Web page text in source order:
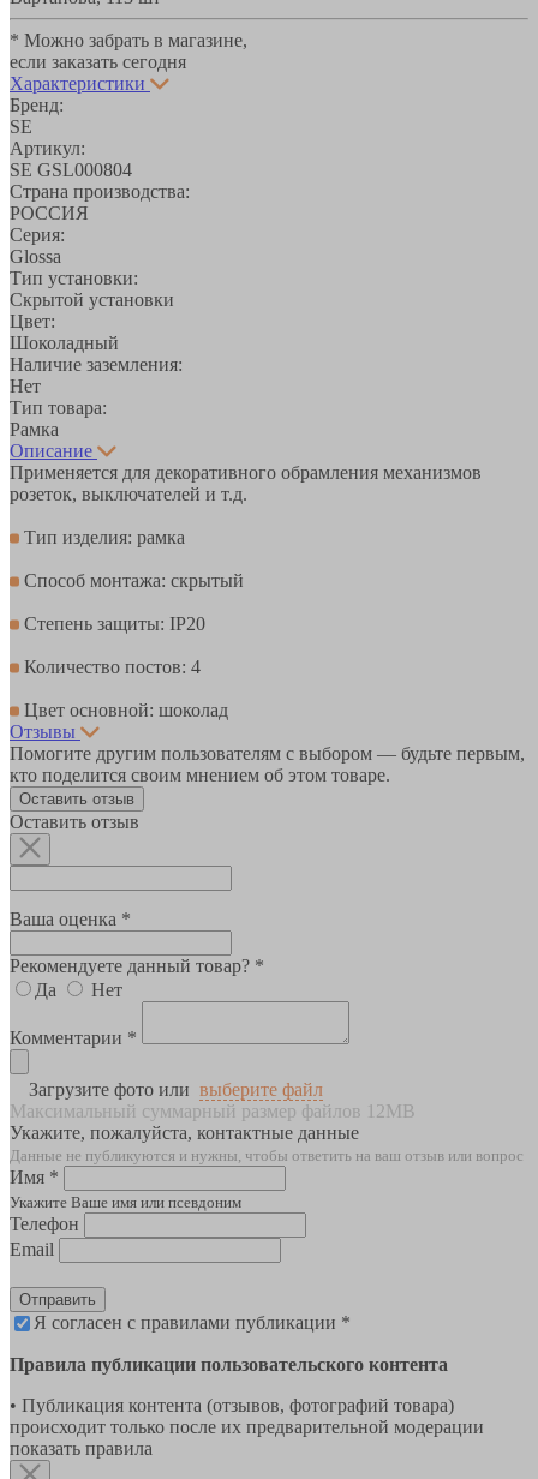
* Можно забрать в магазине,
если заказать сегодня
Характеристики
Бренд:
SE
Артикул:
SE GSL000804
Страна производства:
РОССИЯ
Серия:
Glossa
Тип установки:
Скрытой установки
Цвет:
Шоколадный
Наличие заземления:
Нет
Тип товара:
Рамка
Описание
Применяется для декоративного обрамления механизмов
розеток, выключателей и т.д.
Тип изделия: рамка
Способ монтажа: скрытый
Степень защиты: IP20
Количество постов: 4
Цвет основной: шоколад
Отзывы
Помогите другим пользователям с выбором — будьте первым,
кто поделится своим мнением об этом товаре.
Оставить отзыв
Оставить отзыв
Ваша оценка *
Рекомендуете данный товар? *
Да
Нет
Комментарии *
Загрузите фото или выберите файл
Максимальный суммарный размер файлов 12MB
Укажите, пожалуйста, контактные данные
Данные не публикуются и нужны, чтобы ответить на ваш отзыв или вопрос
Имя *
Укажите Ваше имя или псевдоним
Телефон
Email
Отправить
Я согласен с правилами публикации *
Правила публикации пользовательского контента
• Публикация контента (отзывов, фотографий товара)
происходит только после их предварительной модерации
показать правила